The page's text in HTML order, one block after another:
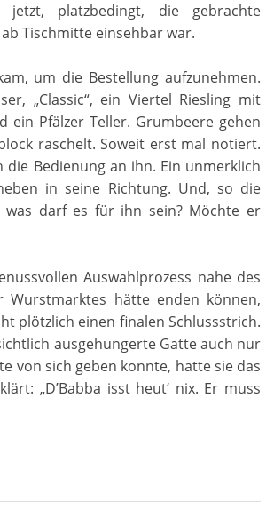
platzbedingt, die gebrachte
Tischmitte einsehbar war.
um die Bestellung aufzunehmen.
„Classic“, ein Viertel Riesling mit
ein Pfälzer Teller. Grumbeere gehen
raschelt. Soweit erst mal notiert.
die Bedienung an ihn. Ein unmerklich
in seine Richtung. Und, so die
was darf es für ihn sein? Möchte er
Auswahlprozess nahe des
Wurstmarktes hätte enden können,
plötzlich einen finalen Schlussstrich.
ausgehungerte Gatte auch nur
von sich geben konnte, hatte sie das
„D’Babba isst heut‘ nix. Er muss